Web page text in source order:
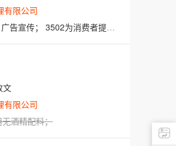
有限公司
告宣传； 3502为消费者提供商品和服务选择方面的商业信息和建议；
文
有限公司
酒精配料；